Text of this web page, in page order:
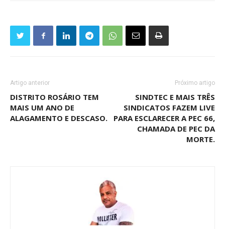
Artigo anterior
DISTRITO ROSÁRIO TEM
MAIS UM ANO DE
ALAGAMENTO E DESCASO.
Próximo artigo
SINDTEC E MAIS TRÊS
SINDICATOS FAZEM LIVE
PARA ESCLARECER A PEC 66,
CHAMADA DE PEC DA
MORTE.